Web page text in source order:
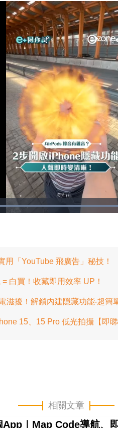
載
入
0
%
用「YouTube 飛廣告」秘技！
白買！收藏即用效率 UP！
滋擾！解鎖內建隱藏功能‧超簡
15、15 Pro 低光拍攝【即睇
相關文章
｜Map Code導航、